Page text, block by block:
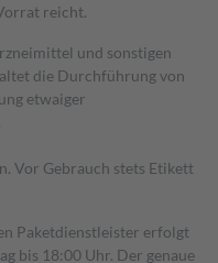
reicht.
und sonstigen
die Durchführung von
etwaiger
Vor Gebrauch stets Etikett
Paketdienstleister erfolgt
bis 18:00 Uhr. Der genaue